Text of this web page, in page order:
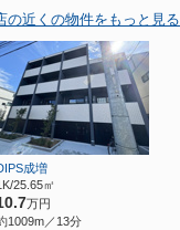
の近くの物件をもっと見る
成増
25.65㎡
万円
1009m／13分